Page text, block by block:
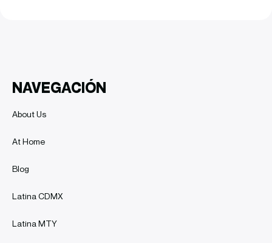
NAVEGACIÓN
About Us
At Home
Blog
Latina CDMX
Latina MTY